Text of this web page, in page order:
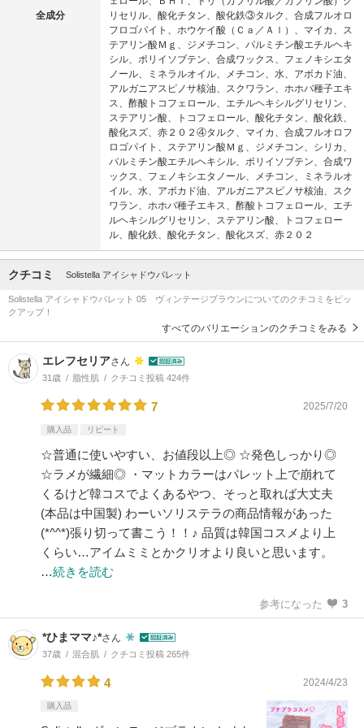
全成分
リセリル、酸化チタン、酸化鉄③タルク、合成フルオロ
フロゴパイト、ホウケイ酸（Ｃａ／Ａｌ）、マイカ、ス
テアリン酸Ｍｇ、ジメチコン、パルミチン酸エチルヘキ
シル、ポリイソブテン、合成ワックス、フェノキシエタ
ノール、ミネラルオイル、メチコン、水、アボカド油、
アルガニアスピノサ核油、スクワラン、ホホバ種子エキ
ス、酢酸トコフェロール、エチルヘキシルグリセリン、
ステアリン酸、トコフェロール、酸化チタン、酸化鉄、
酸化スズ、赤２０２④タルク、マイカ、合成フルオロフ
ロゴパイト、ステアリン酸Ｍｇ、ジメチコン、シリカ、
パルミチン酸エチルヘキシル、ポリイソブテン、合成ワ
ックス、フェノキシエタノール、メチコン、ミネラルオ
イル、水、アボカド油、アルガニアスピノサ核油、スク
ワラン、ホホバ種子エキス、酢酸トコフェロール、エチ
ルヘキシルグリセリン、ステアリン酸、トコフェロー
ル、酸化鉄、酸化チタン、酸化スズ、赤２０２
クチコミ Solistella アイシャドウパレット
Solistella アイシャドウパレット 05 ヴィンテージブラウンについてのクチコミをピッ
クアップ！
すべてのバリエーションのクチコミをみる
エレフセリアさん
31歳 脂性肌 クチコミ投稿 424件
7 2025/7/20
購入品 リピート
☆普通に使いやすい、お値段以上◎ ☆発色しっかり◎
☆ラメが繊細◎ ・マットカラーはパレット上で崩れて
くるけど韓コスでよくあるやつ、そっと取れば大丈夫
(本品は中国製) わーいソリステラの商品情報があった
(*^^*)張り切って書こう！！♪ 品質は韓国コスメより上
くらい…アイムミミとかクリオより良いと思います。
…続きを読む
参考になった 3
*ひまママ♪*さん
37歳 混合肌 クチコミ投稿 265件
4 2024/4/23
購入品